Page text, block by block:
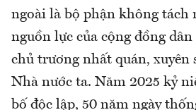
ngoài là bộ phận không tách
nguồn lực của cộng đồng
chủ trương nhất quán, xuyên
Nhà nước ta. Năm 2025 kỷ
bố độc lập, 50 năm ngày